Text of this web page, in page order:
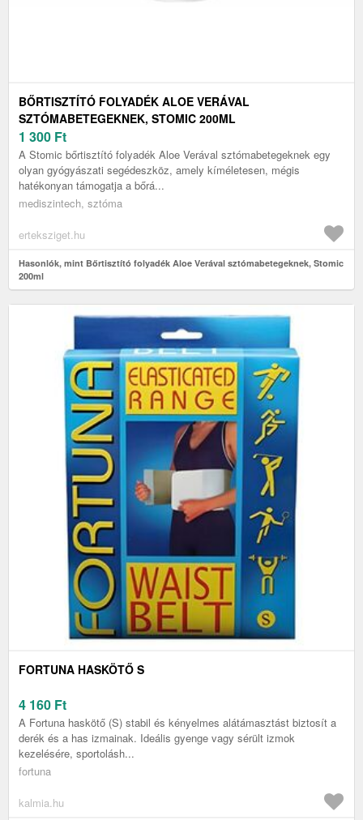
BŐRTISZTÍTÓ FOLYADÉK ALOE VERÁVAL
SZTÓMABETEGEKNEK, STOMIC 200ML
1 300 Ft
A Stomic bőrtisztító folyadék Aloe Verával sztómabetegeknek egy
olyan gyógyászati segédeszköz, amely kíméletesen, mégis
hatékonyan támogatja a bőrá...
mediszintech, sztóma
erteksziget.hu
Hasonlók, mint Bőrtisztító folyadék Aloe Verával sztómabetegeknek, Stomic
200ml
FORTUNA HASKÖTŐ S
4 160 Ft
A Fortuna haskötő (S) stabil és kényelmes alátámasztást biztosít a
derék és a has izmainak. Ideális gyenge vagy sérült izmok
kezelésére, sportolásh...
fortuna
kalmia.hu